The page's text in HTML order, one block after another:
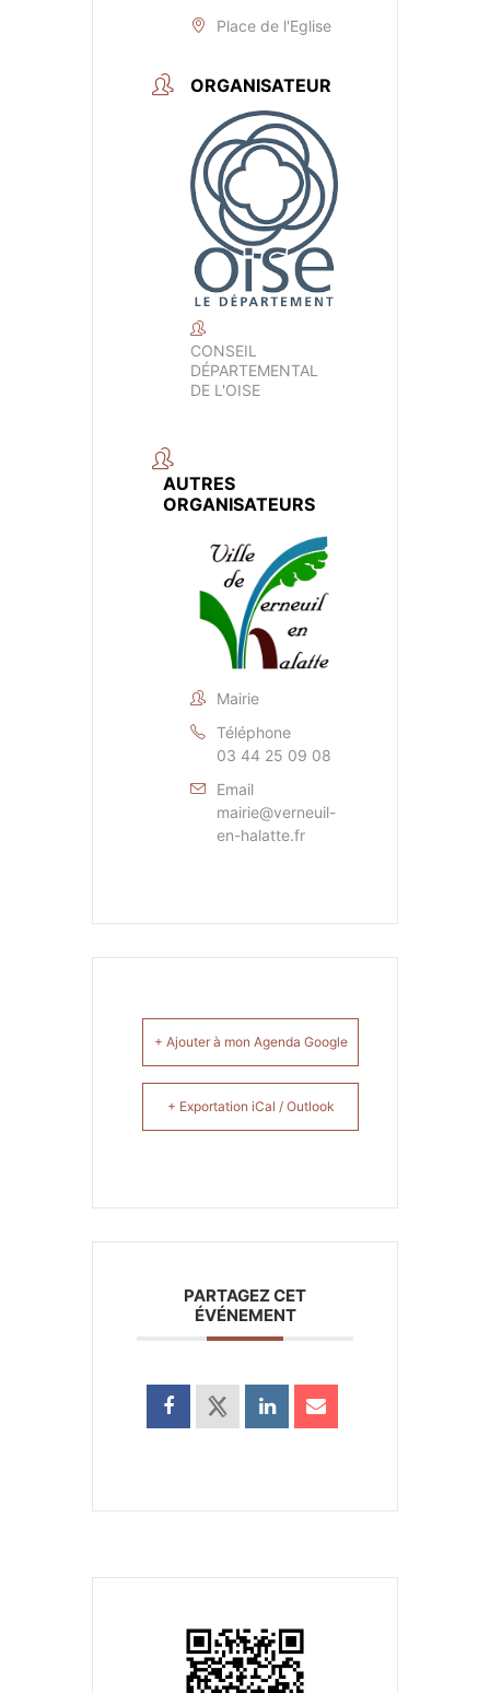
Place de l'Eglise
ORGANISATEUR
CONSEIL
DÉPARTEMENTAL
DE L'OISE
AUTRES
ORGANISATEURS
Mairie
Téléphone
03 44 25 09 08
Email
mairie@verneuil-
en-halatte.fr
+ Ajouter à mon Agenda Google
+ Exportation iCal / Outlook
PARTAGEZ CET
ÉVÉNEMENT